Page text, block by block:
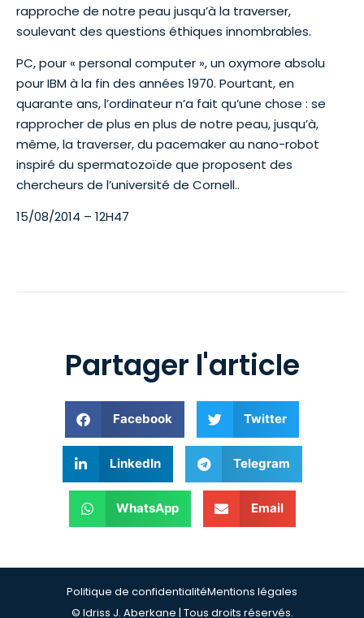
rapproche de notre peau jusqu’à la traverser,
soulevant des questions éthiques innombrables.
PC, pour « personal computer », un oxymore absolu
pour IBM à la fin des années 1970. Pourtant, en
quarante ans, l’ordinateur n’a fait qu’une chose : se
rapprocher de plus en plus de notre peau, jusqu’à,
même, la traverser, du pacemaker au nano-robot
inspiré du spermatozoïde que proposent des
chercheurs de l’université de Cornell..
15/08/2014 – 12H47
Partager l'article
Facebook Twitter
LinkedIn Telegram
WhatsApp Email
© Idriss J. Aberkane | Tous droits réservés.
Politique de confidentialitéMentions légales